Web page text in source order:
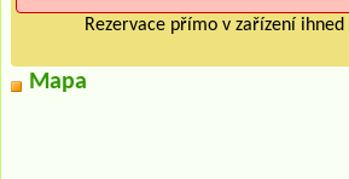
Rezervace přímo v zařízení ihned
Mapa